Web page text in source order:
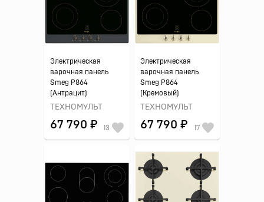
Электрическая
варочная панель
Smeg P864
(Антрацит)
ТЕХНОМУЛЬТ
67 790 ₽ 13
Электрическая
варочная панель
Smeg P864
(Кремовый)
ТЕХНОМУЛЬТ
67 790 ₽ 17